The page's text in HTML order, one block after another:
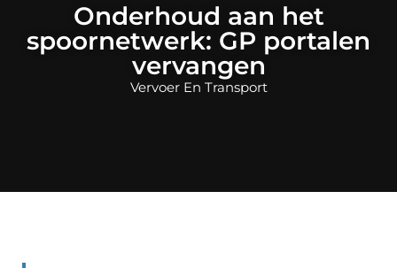
Onderhoud aan het
spoornetwerk: GP portalen
vervangen
Vervoer En Transport